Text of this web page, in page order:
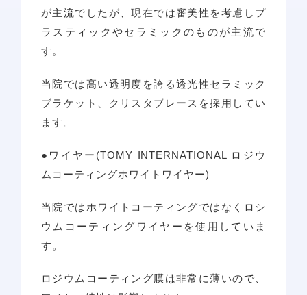
が主流でしたが、現在では審美性を考慮しプ
ラスティックやセラミックのものが主流で
す。
当院では高い透明度を誇る透光性セラミック
ブラケット、クリスタブレースを採用してい
ます。
●ワイヤー(TOMY INTERNATIONAL ロジウ
ムコーティングホワイトワイヤー)
当院ではホワイトコーティングではなくロシ
ウムコーティングワイヤーを使用していま
す。
ロジウムコーティング膜は非常に薄いので、